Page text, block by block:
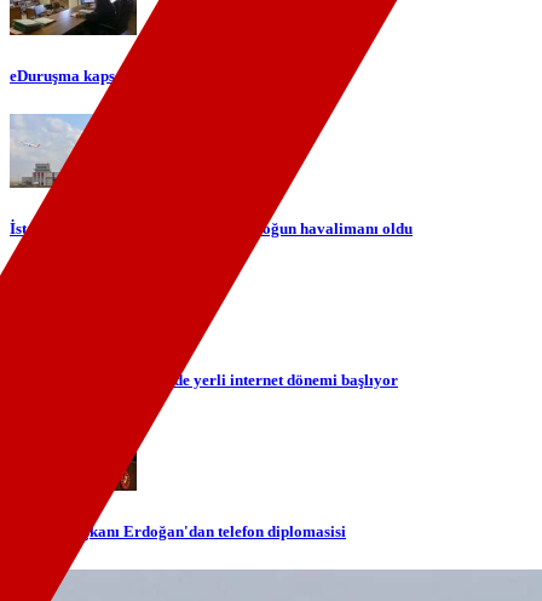
eDuruşma kapsamı genişliyor
İstanbul Havalimanı Avrupa'nın en yoğun havalimanı oldu
TÜRKSAT ile gökyüzünde yerli internet dönemi başlıyor
Cumhurbaşkanı Erdoğan'dan telefon diplomasisi